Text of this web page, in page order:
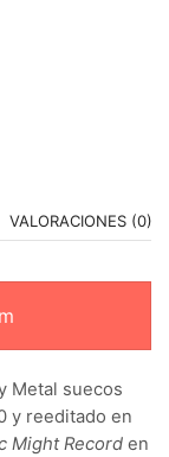
VALORACIONES (0)
Metal suecos
y reeditado en
Might Record en